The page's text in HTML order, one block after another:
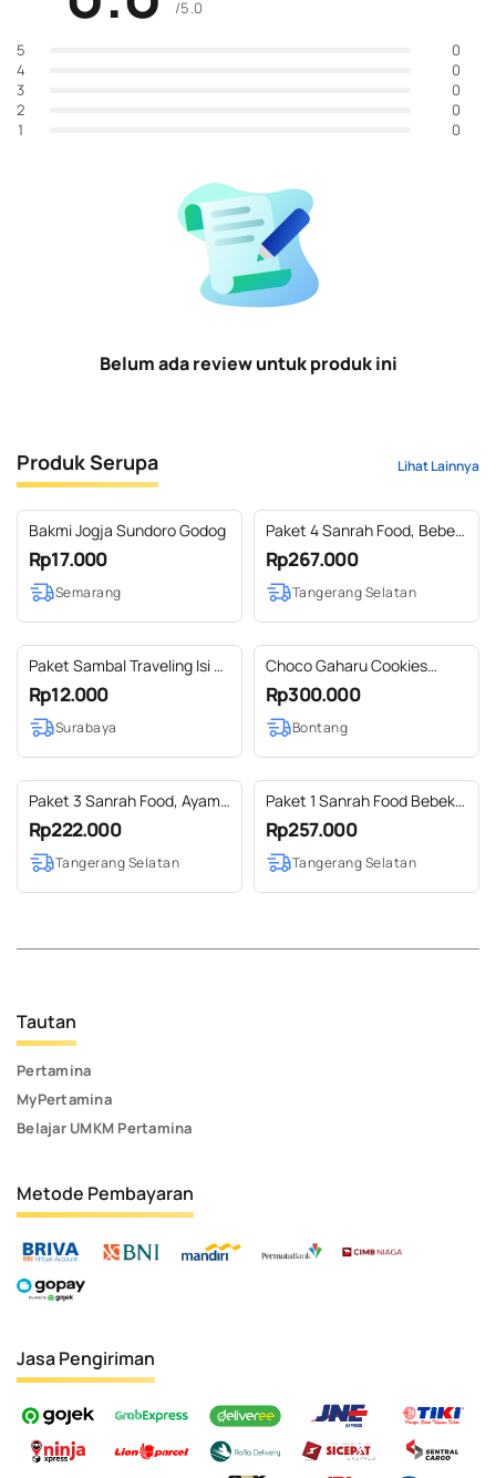
/5.0
5
0
4
0
3
0
2
0
1
0
Belum ada review untuk produk ini
Produk Serupa Lihat Lainnya
Bakmi Jogja Sundoro Godog
Rp17.000
Semarang
Paket 4 Sanrah Food, Bebek,
Empal Daging Sapi, Tuna
Cabe Ijo, Cireng
Rp267.000
Tangerang Selatan
Paket Sambal Traveling Isi 4
Varian Mini Sachetc
Rp12.000
Surabaya
Choco Gaharu Cookies
Hampers
Rp300.000
Bontang
Paket 3 Sanrah Food, Ayam,
Empal Daging Sapi, Cireng
Rp222.000
Tangerang Selatan
Paket 1 Sanrah Food Bebek,
Ayam, Paru Pedas, Cireng
Rp257.000
Tangerang Selatan
Tautan
Pertamina
MyPertamina
Belajar UMKM Pertamina
Metode Pembayaran
Jasa Pengiriman